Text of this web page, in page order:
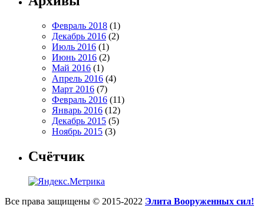
Февраль 2018 (1)
Декабрь 2016 (2)
Июль 2016 (1)
Июнь 2016 (2)
Май 2016 (1)
Апрель 2016 (4)
Март 2016 (7)
Февраль 2016 (11)
Январь 2016 (12)
Декабрь 2015 (5)
Ноябрь 2015 (3)
Счётчик
Все права защищены © 2015-2022 Элита Вооруженных сил!